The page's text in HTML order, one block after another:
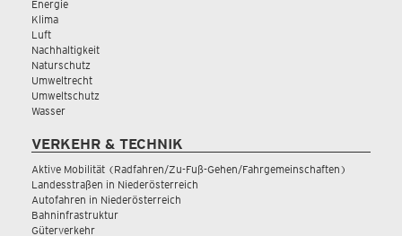
Energie
Klima
Luft
Nachhaltigkeit
Naturschutz
Umweltrecht
Umweltschutz
Wasser
VERKEHR & TECHNIK
Aktive Mobilität (Radfahren/Zu-Fuß-Gehen/Fahrgemeinschaften)
Landesstraßen in Niederösterreich
Autofahren in Niederösterreich
Bahninfrastruktur
Güterverkehr